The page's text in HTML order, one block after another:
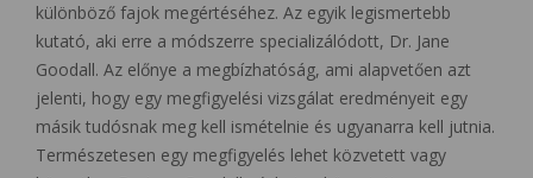
különböző fajok megértéséhez. Az egyik legismertebb
kutató, aki erre a módszerre specializálódott, Dr. Jane
Goodall. Az előnye a megbízhatóság, ami alapvetően azt
jelenti, hogy egy megfigyelési vizsgálat eredményeit egy
másik tudósnak meg kell ismételnie és ugyanarra kell jutnia.
Természetesen egy megfigyelés lehet közvetett vagy